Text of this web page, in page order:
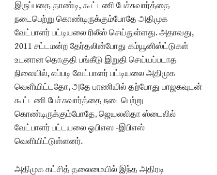
இருப்பதை தாண்டி, கூட்டணி பேச்சுவார்த்தை
நடைபெற்று கொண்டிருக்கும்போதே அதிமுக
வேட்பாளர் பட்டியலை ரிலீஸ் செய்துள்ளது. அதாவது,
2011 சட்டமன்ற தேர்தலின்போது கம்யூனிஸ்ட்டுகள்
உடனான தொகுதி பங்கீடு இறுதி செய்யப்படாத
நிலையில், எப்படி வேட்பாளர் பட்டியலை அதிமுக
வெளியிட்டதோ, அதே பாணியில் தற்போது பாஜகவுடன்
கூட்டணி பேச்சுவார்த்தை நடைபெற்று
கொண்டிருக்கும்போதே, ஜெயலலிதா ஸ்டைலில்
வேட்பாளர் பட்டயலை ஓபிஎஸ -இபிஎஸ்
வெளியிட்டுள்ளனர்.
அதிமுக கட்சித் தலைமையில் இந்த அதிரடி